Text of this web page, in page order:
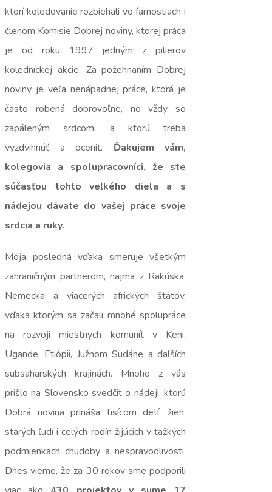
ktorí koledovanie rozbiehali vo farnostiach i
členom Komisie Dobrej noviny, ktorej práca
je od roku 1997 jedným z pilierov
koledníckej akcie. Za požehnaním Dobrej
noviny je veľa nenápadnej práce, ktorá je
často robená dobrovoľne, no vždy so
zapáleným srdcom, a ktorú treba
vyzdvihnúť a oceniť. Ďakujem vám,
kolegovia a spolupracovníci, že ste
súčasťou tohto veľkého diela a s
nádejou dávate do vašej práce svoje
srdcia a ruky.
Moja posledná vďaka smeruje všetkým
zahraničným partnerom, najmä z Rakúska,
Nemecka a viacerých afrických štátov,
vďaka ktorým sa začali mnohé spolupráce
na rozvoji miestnych komunít v Keni,
Ugande, Etiópii, Južnom Sudáne a ďalších
subsaharských krajinách. Mnoho z vás
prišlo na Slovensko svedčiť o nádeji, ktorú
Dobrá novina prináša tisícom detí, žien,
starých ľudí i celých rodín žijúcich v ťažkých
podmienkach chudoby a nespravodlivosti.
Dnes vieme, že za 30 rokov sme podporili